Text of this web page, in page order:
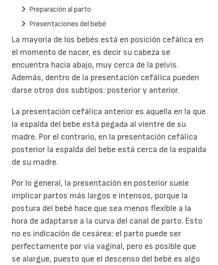
La mayoría de los bebés está en posición cefálica en
el momento de nacer, es decir su cabeza se
encuentra hacia abajo, muy cerca de la pelvis.
Además, dentro de la presentación cefálica pueden
darse otros dos subtipos: posterior y anterior.
La presentación cefálica anterior es aquella en la que
la espalda del bebe está pegada al vientre de su
madre. Por el contrario, en la presentación cefálica
posterior la espalda del bebe está cerca de la espalda
de su madre.
Por lo general, la presentación en posterior suele
implicar partos más largos e intensos, porque la
postura del bebé hace que sea menos flexible a la
hora de adaptarse a la curva del canal de parto. Esto
no es indicación de cesárea: el parto puede ser
perfectamente por vía vaginal, pero es posible que
se alargue, puesto que el descenso del bebé es algo
Preparación al parto
Presentaciones del bebé